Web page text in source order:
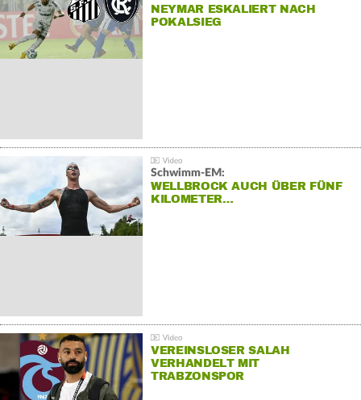
NEYMAR ESKALIERT NACH
POKALSIEG
Schwimm-EM:
WELLBROCK AUCH ÜBER FÜNF
KILOMETER…
VEREINSLOSER SALAH
VERHANDELT MIT
TRABZONSPOR